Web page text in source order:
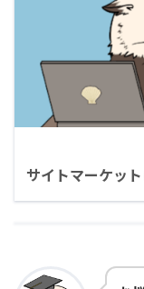
サイトマーケッ